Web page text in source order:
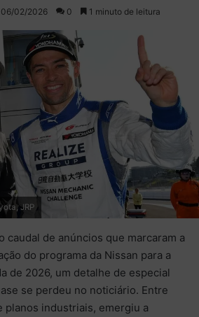
onum
mail
02/2026 0 1 minuto de leitura
JRP
caudal de anúncios que marcaram a
do programa da Nissan para a
de 2026, um detalhe de especial
se perdeu no noticiário. Entre
planos industriais, emergiu a